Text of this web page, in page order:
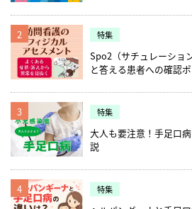
2 特集
Spo2（サチュレーショ
と答える患者への確認
3 特集
大人も要注意！手足口
説
4 特集